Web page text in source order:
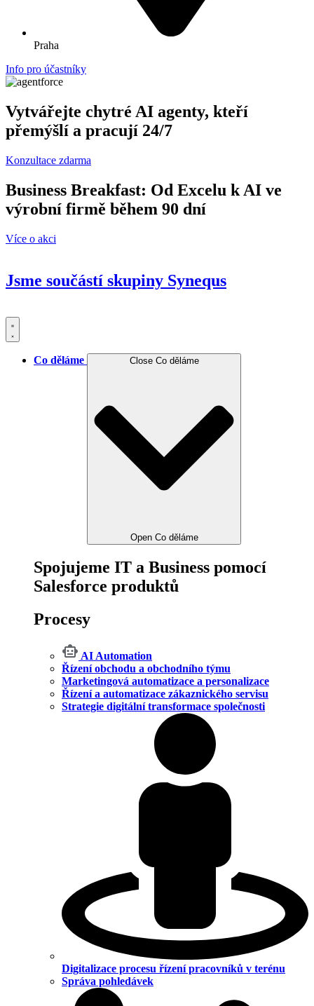
Praha
Info pro účastníky
Vytvářejte chytré AI agenty, kteří
přemýšlí a pracují 24/7
Konzultace zdarma
Business Breakfast: Od Excelu k AI ve
výrobní firmě během 90 dní
Více o akci
Jsme součástí skupiny Synequs
Co děláme Close Co děláme
Open Co děláme
Spojujeme IT a Business pomocí
Salesforce produktů
Procesy
AI Automation
Řízení obchodu a obchodního týmu
Marketingová automatizace a personalizace
Řízení a automatizace zákaznického servisu
Strategie digitální transformace společnosti
Digitalizace procesu řízení pracovníků v terénu
Správa pohledávek